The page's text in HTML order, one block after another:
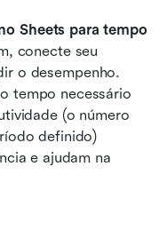
Sheets para tempo
conecte seu
o desempenho.
tempo necessário
(o número
definido)
e ajudam na